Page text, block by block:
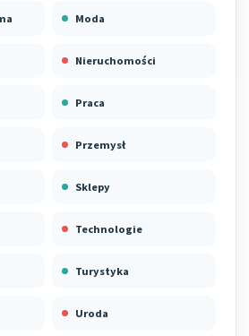
Moda
Nieruchomości
Praca
Przemysł
Sklepy
Technologie
Turystyka
Uroda